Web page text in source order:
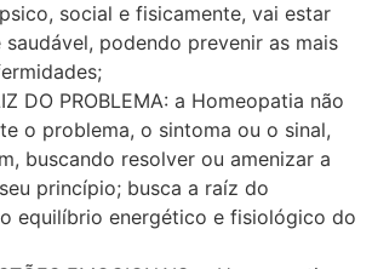
social e fisicamente, vai estar
podendo prevenir as mais
DO PROBLEMA: a Homeopatia não
o problema, o sintoma ou o sinal,
buscando resolver ou amenizar a
princípio; busca a raíz do
equilíbrio energético e fisiológico do